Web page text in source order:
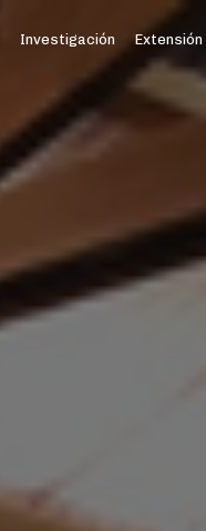
Investigación Extensión